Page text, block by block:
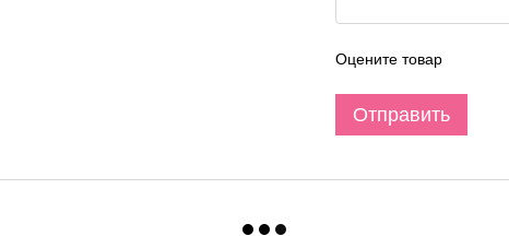
Оцените товар
Отправить